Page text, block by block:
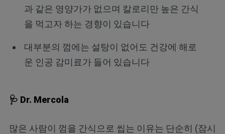
과 같은 영양가가 없으며 칼로리만 높은 간식
을 먹고자 하는 경향이 있습니다
대부분의 껌에는 설탕이 없어도 건강에 해로
운 인공 감미료가 들어 있습니다
🩺 Dr. Mercola
많은 사람이 껌을 간식으로 씹는 이유는 단순히 (잠시